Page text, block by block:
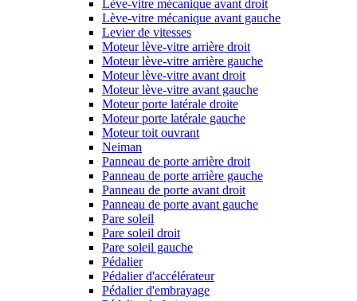
Lève-vitre mécanique avant droit
Lève-vitre mécanique avant gauche
Levier de vitesses
Moteur lève-vitre arrière droit
Moteur lève-vitre arrière gauche
Moteur lève-vitre avant droit
Moteur lève-vitre avant gauche
Moteur porte latérale droite
Moteur porte latérale gauche
Moteur toit ouvrant
Neiman
Panneau de porte arrière droit
Panneau de porte arrière gauche
Panneau de porte avant droit
Panneau de porte avant gauche
Pare soleil
Pare soleil droit
Pare soleil gauche
Pédalier
Pédalier d'accélérateur
Pédalier d'embrayage